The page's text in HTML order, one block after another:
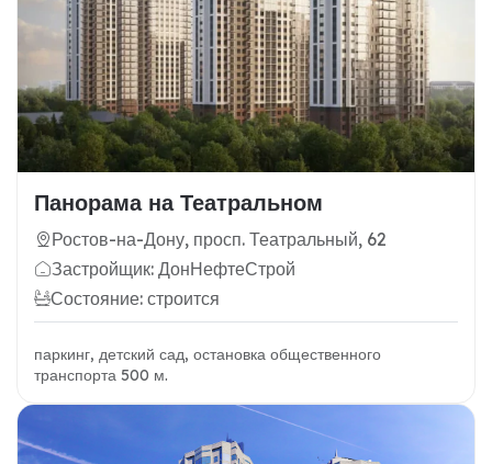
Панорама на Театральном
Ростов-на-Дону, просп. Театральный, 62
Застройщик: ДонНефтеСтрой
Состояние: строится
паркинг, детский сад, остановка общественного
транспорта 500 м.